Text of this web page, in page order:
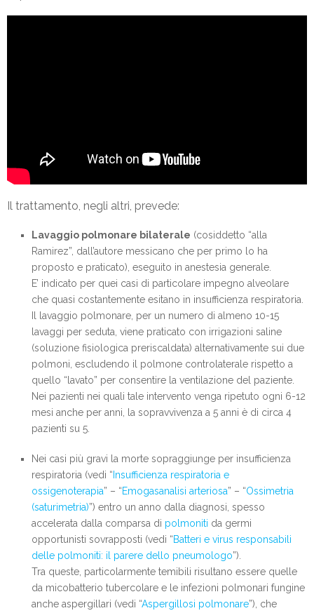
Il trattamento, negli altri, prevede:
Lavaggio polmonare bilaterale (cosiddetto “alla
Ramirez”, dall’autore messicano che per primo lo ha
proposto e praticato), eseguito in anestesia generale.
E’ indicato per quei casi di particolare impegno alveolare
che quasi costantemente esitano in insufficienza respiratoria.
Il lavaggio polmonare, per un numero di almeno 10-15
lavaggi per seduta, viene praticato con irrigazioni saline
(soluzione fisiologica preriscaldata) alternativamente sui due
polmoni, escludendo il polmone controlaterale rispetto a
quello “lavato” per consentire la ventilazione del paziente.
Nei pazienti nei quali tale intervento venga ripetuto ogni 6-12
mesi anche per anni, la sopravvivenza a 5 anni è di circa 4
pazienti su 5.
Nei casi più gravi la morte sopraggiunge per insufficienza
respiratoria (vedi “ Insufficienza respiratoria e
ossigenoterapia” – “Emogasanalisi arteriosa” – “Ossimetria
(saturimetria)”) entro un anno dalla diagnosi, spesso
accelerata dalla comparsa di polmoniti da germi
opportunisti sovrapposti (vedi “Batteri e virus responsabili
delle polmoniti: il parere dello pneumologo”).
Tra queste, particolarmente temibili risultano essere quelle
da micobatterio tubercolare e le infezioni polmonari fungine
anche aspergillari (vedi “Aspergillosi polmonare”), che